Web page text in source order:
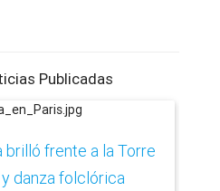
Publicadas
brilló frente a la Torre
danza folclórica